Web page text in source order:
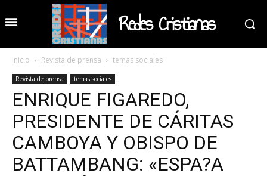
Redes Cristianas
Inicio Revista de prensa temas sociales
Revista de prensa temas sociales
ENRIQUE FIGAREDO,
PRESIDENTE DE CÁRITAS
CAMBOYA Y OBISPO DE
BATTAMBANG: «ESPA?A